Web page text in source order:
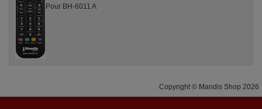
Pour BH-6011 A
Copyright © Mandis Shop 2026